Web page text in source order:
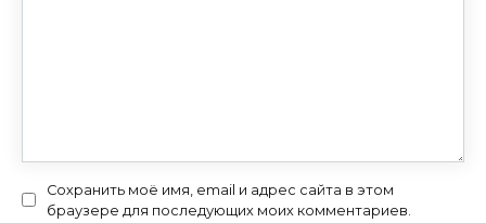
Сохранить моё имя, email и адрес сайта в этом
браузере для последующих моих комментариев.